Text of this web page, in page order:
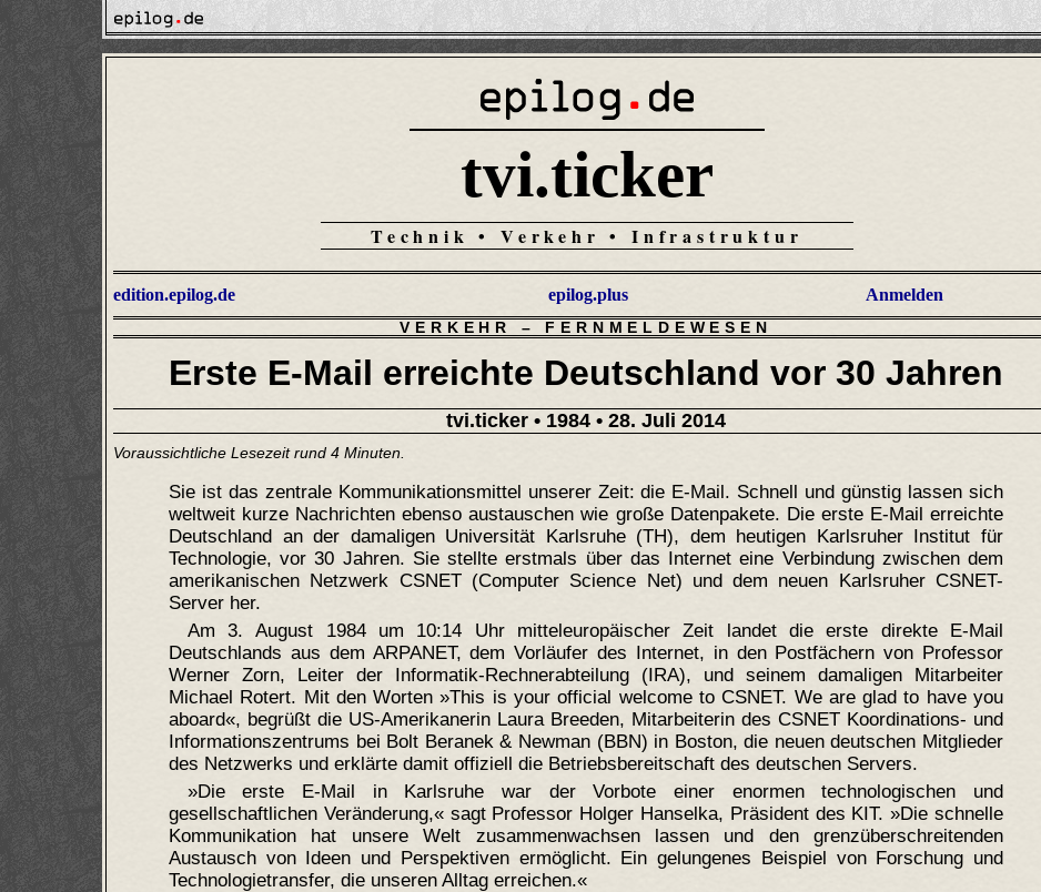
tvi.ticker
Technik • Verkehr • Infrastruktur
edition.epilog.de epilog.plus Anmelden
VERKEHR – FERNMELDEWESEN
Erste E-Mail erreichte Deutschland vor 30 Jahren
tvi.ticker • 1984 • 28. Juli 2014
Voraussichtliche Lesezeit rund 4 Minuten.
Sie ist das zentrale Kommunikationsmittel unserer Zeit: die E-Mail. Schnell und günstig lassen sich
weltweit kurze Nachrichten ebenso austauschen wie große Datenpakete. Die erste E-Mail erreichte
Deutschland an der damaligen Universität Karlsruhe (TH), dem heutigen Karlsruher Institut für
Technologie, vor 30 Jahren. Sie stellte erstmals über das Internet eine Verbindung zwischen dem
amerikanischen Netzwerk CSNET (Computer Science Net) und dem neuen Karlsruher CSNET-
Server her.
Am 3. August 1984 um 10:14 Uhr mitteleuropäischer Zeit landet die erste direkte E-Mail
Deutschlands aus dem ARPANET, dem Vorläufer des Internet, in den Postfächern von Professor
Werner Zorn, Leiter der Informatik-Rechnerabteilung (IRA), und seinem damaligen Mitarbeiter
Michael Rotert. Mit den Worten »This is your official welcome to CSNET. We are glad to have you
aboard«, begrüßt die US-Amerikanerin Laura Breeden, Mitarbeiterin des CSNET Koordinations- und
Informationszentrums bei Bolt Beranek & Newman (BBN) in Boston, die neuen deutschen Mitglieder
des Netzwerks und erklärte damit offiziell die Betriebsbereitschaft des deutschen Servers.
»Die erste E-Mail in Karlsruhe war der Vorbote einer enormen technologischen und
gesellschaftlichen Veränderung,« sagt Professor Holger Hanselka, Präsident des KIT. »Die schnelle
Kommunikation hat unsere Welt zusammenwachsen lassen und den grenzüberschreitenden
Austausch von Ideen und Perspektiven ermöglicht. Ein gelungenes Beispiel von Forschung und
Technologietransfer, die unseren Alltag erreichen.«